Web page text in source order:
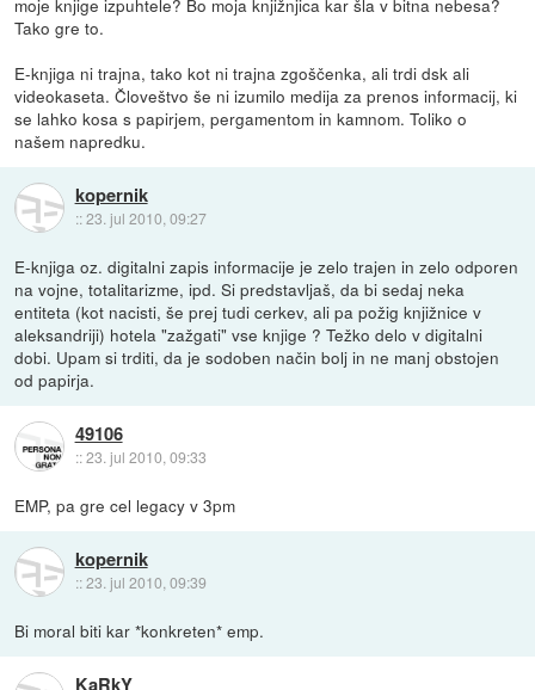
Tako gre to.
E-knjiga ni trajna, tako kot ni trajna zgoščenka, ali trdi dsk ali
videokaseta. Človeštvo še ni izumilo medija za prenos informacij, ki
se lahko kosa s papirjem, pergamentom in kamnom. Toliko o
našem napredku.
kopernik
::23. jul 2010, 09:27
E-knjiga oz. digitalni zapis informacije je zelo trajen in zelo odporen
na vojne, totalitarizme, ipd. Si predstavljaš, da bi sedaj neka
entiteta (kot nacisti, še prej tudi cerkev, ali pa požig knjižnice v
aleksandriji) hotela "zažgati" vse knjige ? Težko delo v digitalni
dobi. Upam si trditi, da je sodoben način bolj in ne manj obstojen
od papirja.
49106
::23. jul 2010, 09:33
EMP, pa gre cel legacy v 3pm
kopernik
::23. jul 2010, 09:39
Bi moral biti kar *konkreten* emp.
KaRkY